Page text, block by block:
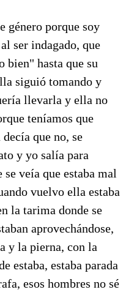
género porque soy
ser indagado, que
bien" hasta que su
siguió tomando y
llevarla y ella no
teníamos que
que no, se
y yo salía para
veía que estaba mal
vuelvo ella estaba
la tarima donde se
aprovechándose,
y la pierna, con la
estaba, estaba parada
esos hombres no sé